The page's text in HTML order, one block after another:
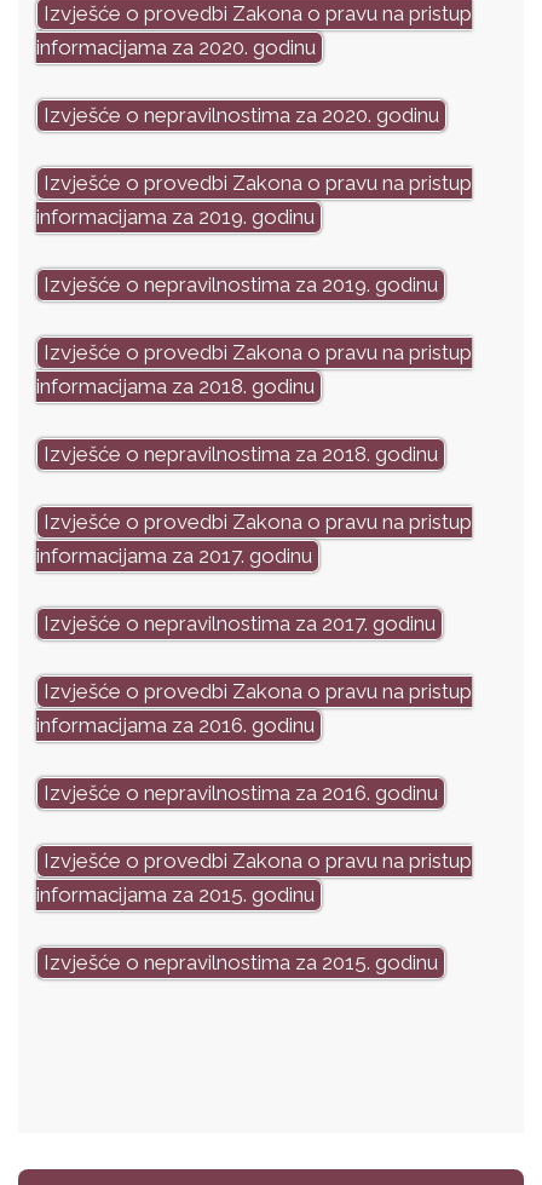
Izvješće o provedbi Zakona o pravu na pristup
informacijama za 2020. godinu
Izvješće o nepravilnostima za 2020. godinu
Izvješće o provedbi Zakona o pravu na pristup
informacijama za 2019. godinu
Izvješće o nepravilnostima za 2019. godinu
Izvješće o provedbi Zakona o pravu na pristup
informacijama za 2018. godinu
Izvješće o nepravilnostima za 2018. godinu
Izvješće o provedbi Zakona o pravu na pristup
informacijama za 2017. godinu
Izvješće o nepravilnostima za 2017. godinu
Izvješće o provedbi Zakona o pravu na pristup
informacijama za 2016. godinu
Izvješće o nepravilnostima za 2016. godinu
Izvješće o provedbi Zakona o pravu na pristup
informacijama za 2015. godinu
Izvješće o nepravilnostima za 2015. godinu